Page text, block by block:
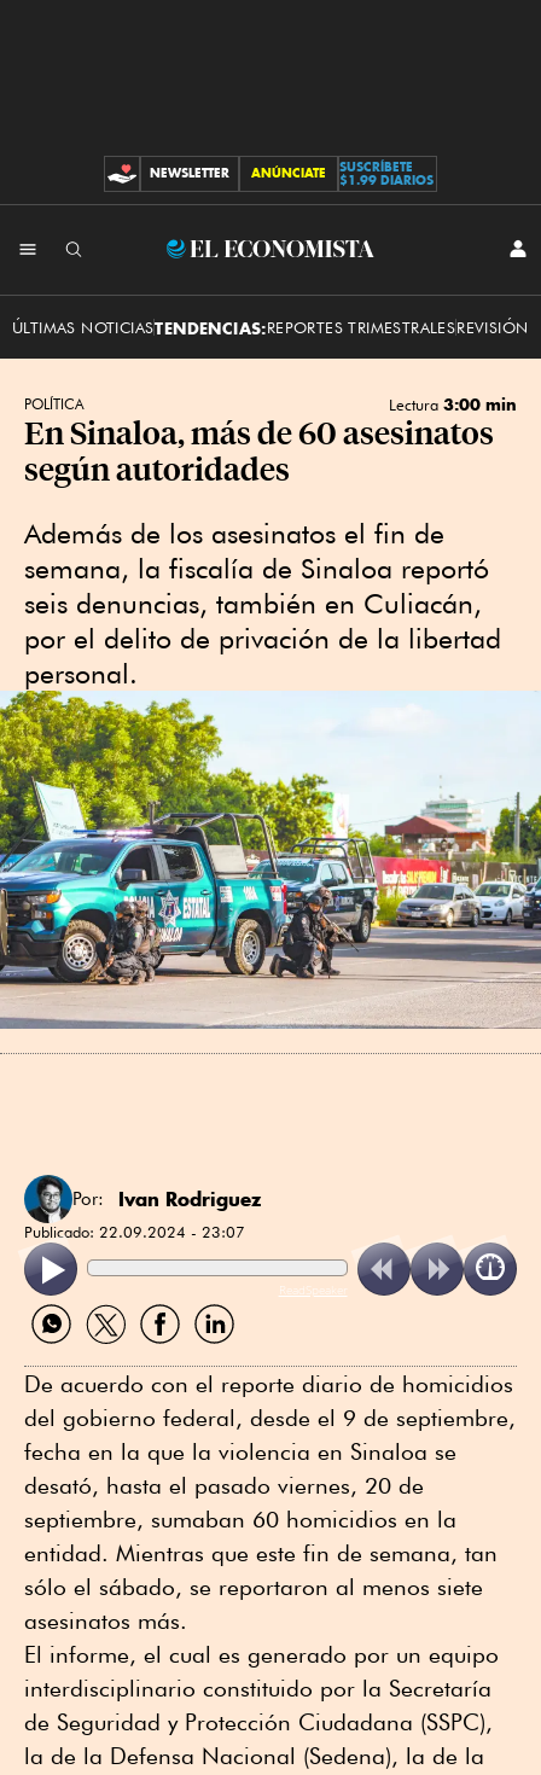
CONTRIBUCIONES
NEWSLETTER ANÚNCIATE
SUSCRÍBETE
$1.99 DIARIOS
El
ÚLTIMAS NOTICIASTENDENCIAS:REPORTES TRIMESTRALESREVISIÓN
POLÍTICA Lectura 3:00 min
En Sinaloa, más de 60 asesinatos
según autoridades
Además de los asesinatos el fin de
semana, la fiscalía de Sinaloa reportó
seis denuncias, también en Culiacán,
por el delito de privación de la libertad
personal.
Por: Ivan Rodriguez
Publicado: 22.09.2024 - 23:07
ReadSpeaker
Compartir
por
Compartir
por
Compartir
por
Compartir
por
De acuerdo con el reporte diario de homicidios
del gobierno federal, desde el 9 de septiembre,
fecha en la que la violencia en Sinaloa se
desató, hasta el pasado viernes, 20 de
septiembre, sumaban 60 homicidios en la
entidad. Mientras que este fin de semana, tan
sólo el sábado, se reportaron al menos siete
asesinatos más.
El informe, el cual es generado por un equipo
interdisciplinario constituido por la Secretaría
de Seguridad y Protección Ciudadana (SSPC),
la de la Defensa Nacional (Sedena), la de la